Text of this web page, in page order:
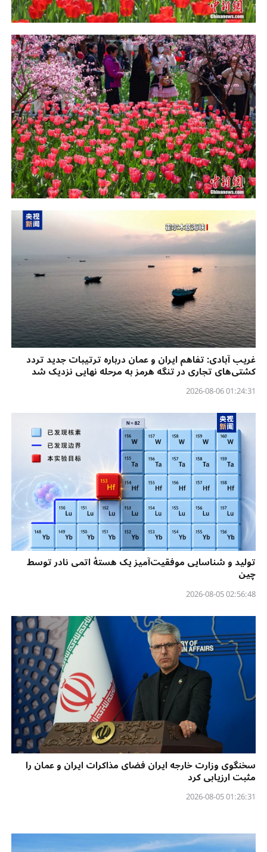
غریب آبادی: تفاهم ایران و عمان درباره ترتیبات جدید تردد
کشتی‌های تجاری در تنگه هرمز به مرحله نهایی نزدیک شد
01:24:31 2026-08-06
تولید و شناسایی موفقیت‌آمیز یک هستهٔ اتمی نادر توسط
چین
02:56:48 2026-08-05
سخنگوی وزارت خارجه ایران فضای مذاکرات ایران و عمان را
مثبت ارزیابی کرد
01:26:31 2026-08-05